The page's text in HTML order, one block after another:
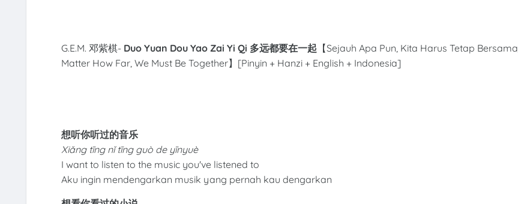
G.E.M. 邓紫棋- Duo Yuan Dou Yao Zai Yi Qi 多远都要在一起 【Sejauh Apa Pun, Kita Harus Tetap Bersama
Matter How Far, We Must Be Together】[Pinyin + Hanzi + English + Indonesia]
想听你听过的音乐
Xiǎng tīng nǐ tīng guò de yīnyuè
I want to listen to the music you've listened to
Aku ingin mendengarkan musik yang pernah kau dengarkan